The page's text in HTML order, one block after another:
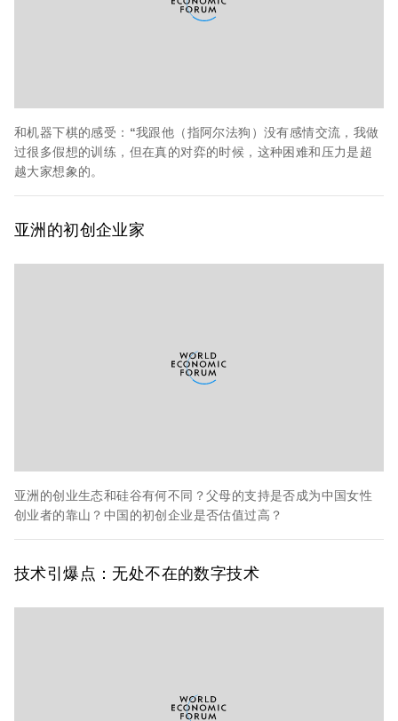
和机器下棋的感受：“我跟他（指阿尔法狗）没有感情交流，我做
过很多假想的训练，但在真的对弈的时候，这种困难和压力是超
越大家想象的。
亚洲的初创企业家
亚洲的创业生态和硅谷有何不同？父母的支持是否成为中国女性
创业者的靠山？中国的初创企业是否估值过高？
技术引爆点： 无处不在的数字技术